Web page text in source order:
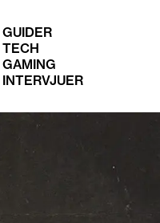
GUIDER
TECH
GAMING
INTERVJUER